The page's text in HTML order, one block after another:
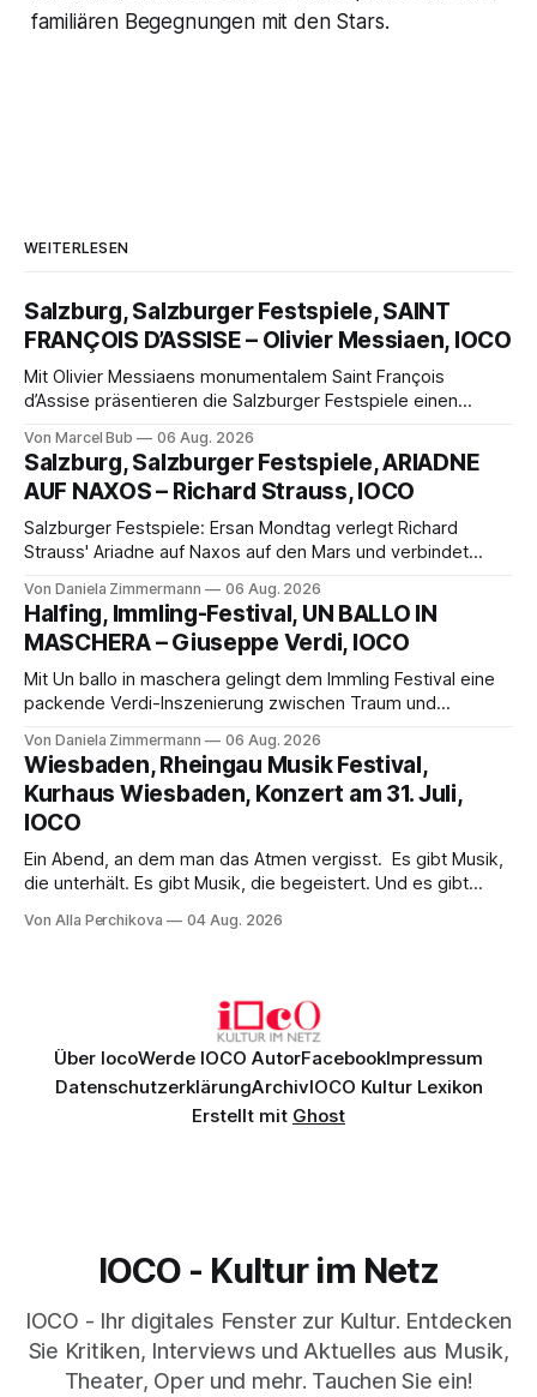
familiären Begegnungen mit den Stars.
WEITERLESEN
Salzburg, Salzburger Festspiele, SAINT
FRANÇOIS D’ASSISE – Olivier Messiaen, IOCO
Mit Olivier Messiaens monumentalem Saint François
d’Assise präsentieren die Salzburger Festspiele einen
eine bildgewaltige Inszenierung, Maxime Pascal entfaltet
die komplexe Partitur eindrucksvoll, Philippe Sly berührt als
Franziskus.
Von Marcel Bub 06 Aug. 2026
Salzburg, Salzburger Festspiele, ARIADNE
AUF NAXOS – Richard Strauss, IOCO
Salzburger Festspiele: Ersan Mondtag verlegt Richard
Strauss' Ariadne auf Naxos auf den Mars und verbindet
Aufführung mit starken Solisten und den Wiener
Philharmonikern, szenisch bleibt der zweite Akt jedoch
hinter den Erwartungen zurück.
Von Daniela Zimmermann 06 Aug. 2026
Halfing, Immling-Festival, UN BALLO IN
MASCHERA – Giuseppe Verdi, IOCO
Mit Un ballo in maschera gelingt dem Immling Festival eine
packende Verdi-Inszenierung zwischen Traum und
psychologische Tiefe mit starken Bildern, getragen von
einem spielfreudigen Ensemble und einer musikalisch
überzeugenden Gesamtleistung.
Von Daniela Zimmermann 06 Aug. 2026
Wiesbaden, Rheingau Musik Festival,
Kurhaus Wiesbaden, Konzert am 31. Juli,
IOCO
Ein Abend, an dem man das Atmen vergisst. Es gibt Musik,
die unterhält. Es gibt Musik, die begeistert. Und es gibt
Genau so war der Abend im Kurhaus Wiesbaden, an dem
Von Alla Perchikova 04 Aug. 2026
Über IocoWerde IOCO AutorFacebookImpressum
DatenschutzerklärungArchivIOCO Kultur Lexikon
Erstellt mit Ghost
IOCO - Kultur im Netz
IOCO - Ihr digitales Fenster zur Kultur. Entdecken
Sie Kritiken, Interviews und Aktuelles aus Musik,
Theater, Oper und mehr. Tauchen Sie ein!